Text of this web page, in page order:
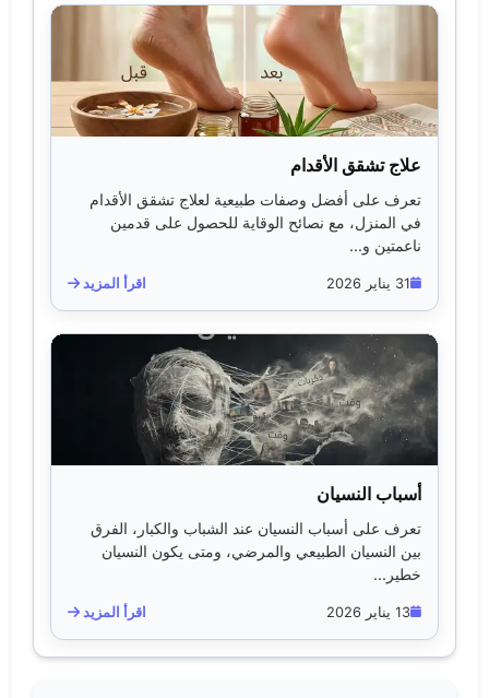
علاج تشقق الأقدام
تعرف على أفضل وصفات طبيعية لعلاج تشقق الأقدام
في المنزل، مع نصائح الوقاية للحصول على قدمين
ناعمتين و...
31 يناير 2026 اقرأ المزيد
أسباب النسيان
تعرف على أسباب النسيان عند الشباب والكبار، الفرق
بين النسيان الطبيعي والمرضي، ومتى يكون النسيان
خطير...
13 يناير 2026 اقرأ المزيد